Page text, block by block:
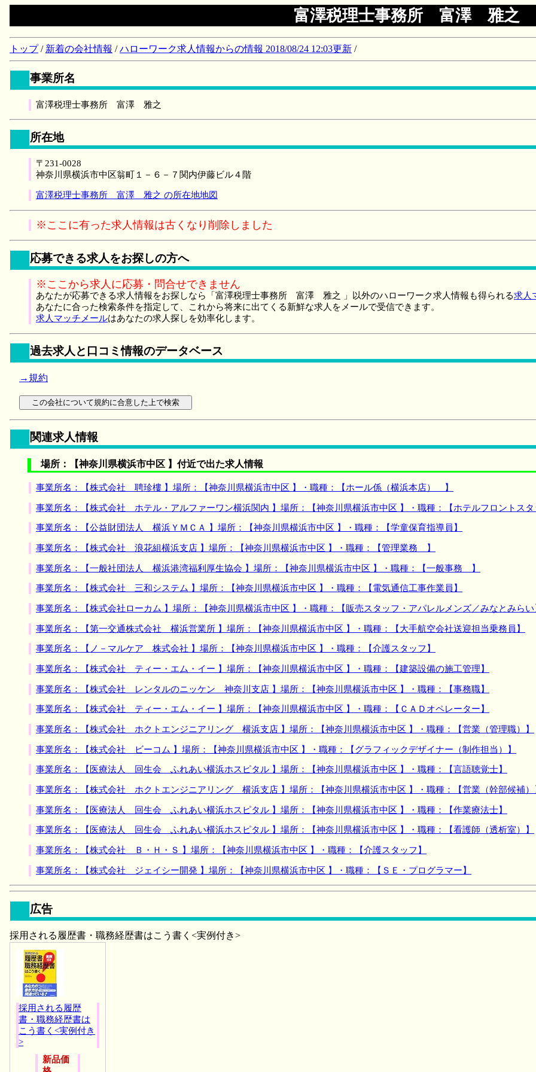
富澤税理士事務所 富澤 雅之
トップ/ 新着の会社情報 /ハローワーク求人情報からの情報 2018/08/24 12:03更新 /
事業所名
富澤税理士事務所 富澤 雅之
所在地
〒231-0028
神奈川県横浜市中区翁町１－６－７関内伊藤ビル４階
富澤税理士事務所 富澤 雅之 の所在地地図
※ここに有った求人情報は古くなり削除しました
応募できる求人をお探しの方へ
※ここから求人に応募・問合せできません
あなたが応募できる求人情報をお探しなら「富澤税理士事務所 富澤 雅之 」以外のハローワーク求人情報も得られる求人
あなたに合った検索条件を指定して、これから将来に出てくる新鮮な求人をメールで受信できます。
求人マッチメールはあなたの求人探しを効率化します。
過去求人と口コミ情報のデータベース
→規約
関連求人情報
場所：【神奈川県横浜市中区 】付近で出た求人情報
事業所名：【株式会社 聘珍樓 】場所：【神奈川県横浜市中区 】・職種：【ホール係（横浜本店） 】
事業所名：【株式会社 ホテル・アルファーワン横浜関内 】場所：【神奈川県横浜市中区 】・職種：【ホテルフロントス
事業所名：【公益財団法人 横浜ＹＭＣＡ 】場所：【神奈川県横浜市中区 】・職種：【学童保育指導員】
事業所名：【株式会社 浪花組横浜支店 】場所：【神奈川県横浜市中区 】・職種：【管理業務 】
事業所名：【一般社団法人 横浜港湾福利厚生協会 】場所：【神奈川県横浜市中区 】・職種：【一般事務 】
事業所名：【株式会社 三和システム 】場所：【神奈川県横浜市中区 】・職種：【電気通信工事作業員】
事業所名：【株式会社ローカム 】場所：【神奈川県横浜市中区 】・職種：【販売スタッフ・アパレルメンズ／みなとみらい
事業所名：【第一交通株式会社 横浜営業所 】場所：【神奈川県横浜市中区 】・職種：【大手航空会社送迎担当乗務員】
事業所名：【ノ－マルケア 株式会社 】場所：【神奈川県横浜市中区 】・職種：【介護スタッフ】
事業所名：【株式会社 ティー・エム・イー 】場所：【神奈川県横浜市中区 】・職種：【建築設備の施工管理】
事業所名：【株式会社 レンタルのニッケン 神奈川支店 】場所：【神奈川県横浜市中区 】・職種：【事務職】
事業所名：【株式会社 ティー・エム・イー 】場所：【神奈川県横浜市中区 】・職種：【ＣＡＤオペレーター】
事業所名：【株式会社 ホクトエンジニアリング 横浜支店 】場所：【神奈川県横浜市中区 】・職種：【営業（管理職）】
事業所名：【株式会社 ビーコム 】場所：【神奈川県横浜市中区 】・職種：【グラフィックデザイナー（制作担当）】
事業所名：【医療法人 回生会 ふれあい横浜ホスピタル 】場所：【神奈川県横浜市中区 】・職種：【言語聴覚士】
事業所名：【株式会社 ホクトエンジニアリング 横浜支店 】場所：【神奈川県横浜市中区 】・職種：【営業（幹部候補）
事業所名：【医療法人 回生会 ふれあい横浜ホスピタル 】場所：【神奈川県横浜市中区 】・職種：【作業療法士】
事業所名：【医療法人 回生会 ふれあい横浜ホスピタル 】場所：【神奈川県横浜市中区 】・職種：【看護師（透析室）】
事業所名：【株式会社 Ｂ・Ｈ・Ｓ 】場所：【神奈川県横浜市中区 】・職種：【介護スタッフ】
事業所名：【株式会社 ジェイシー開発 】場所：【神奈川県横浜市中区 】・職種：【ＳＥ・プログラマー】
広告
採用される履歴書・職務経歴書はこう書く<実例付き>
採用される履歴
書・職務経歴書は
こう書く<実例付き
>
新品価